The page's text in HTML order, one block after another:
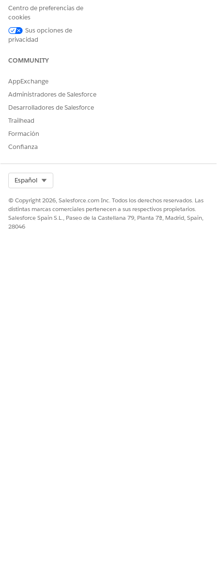
pago son diferentes.
¡Háganos saber cómo podemos mejorar!
Centro de preferencias de
cookies
Sus opciones de
privacidad
COMMUNITY
AppExchange
Administradores de Salesforce
Desarrolladores de Salesforce
Trailhead
Formación
Confianza
Español
© Copyright 2026, Salesforce.com Inc. Todos los derechos reservados. Las
distintas marcas comerciales pertenecen a sus respectivos propietarios.
Salesforce Spain S.L., Paseo de la Castellana 79, Planta 7ª, Madrid, Spain,
28046